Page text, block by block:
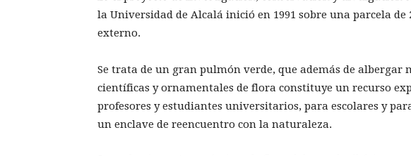
la Universidad de Alcalá inició en 1991 sobre una parcela de
externo.
Se trata de un gran pulmón verde, que además de albergar
científicas y ornamentales de flora constituye un recurso
profesores y estudiantes universitarios, para escolares y
un enclave de reencuentro con la naturaleza.